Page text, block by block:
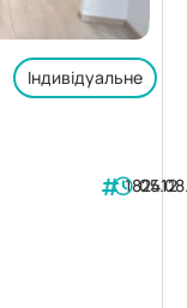
Індивідуальне
182412